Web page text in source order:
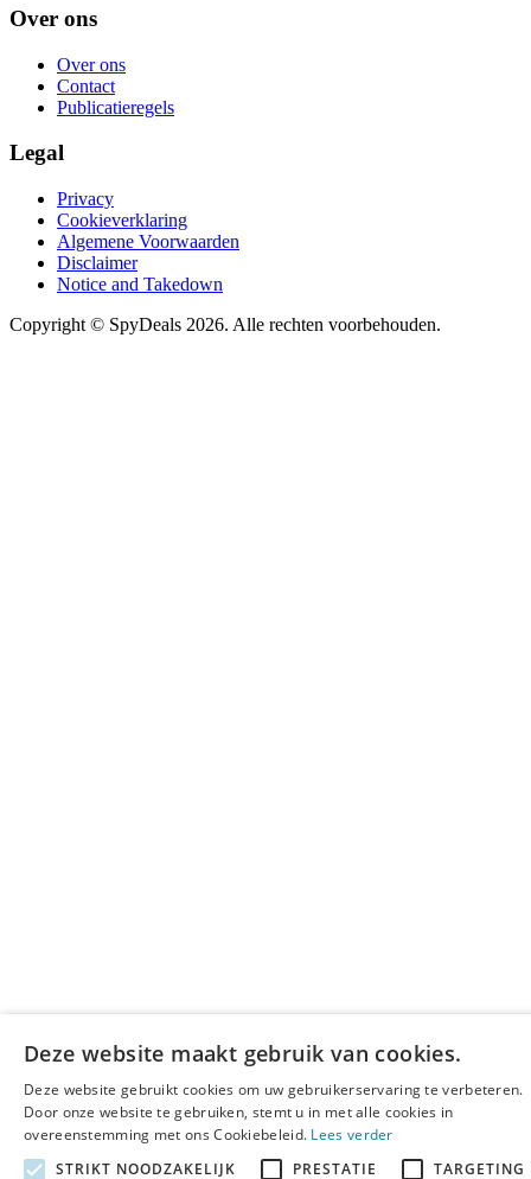
Over ons
Over ons
Contact
Publicatieregels
Legal
Privacy
Cookieverklaring
Algemene Voorwaarden
Disclaimer
Notice and Takedown
Copyright © SpyDeals 2026. Alle rechten voorbehouden.
Deze website maakt gebruik van cookies.
Deze website gebruikt cookies om uw gebruikerservaring te verbeteren.
Door onze website te gebruiken, stemt u in met alle cookies in
overeenstemming met ons Cookiebeleid. Lees verder
STRIKT NOODZAKELIJK
PRESTATIE TARGETING